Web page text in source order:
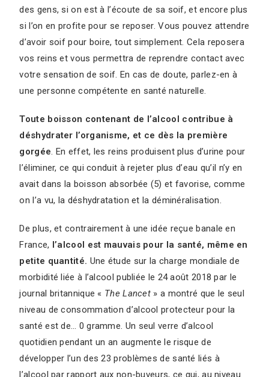
des gens, si on est à l’écoute de sa soif, et encore plus
si l’on en profite pour se reposer. Vous pouvez attendre
d’avoir soif pour boire, tout simplement. Cela reposera
vos reins et vous permettra de reprendre contact avec
votre sensation de soif. En cas de doute, parlez-en à
une personne compétente en santé naturelle.
Toute boisson contenant de l’alcool contribue à
déshydrater l’organisme, et ce dès la première
gorgée. En effet, les reins produisent plus d’urine pour
l’éliminer, ce qui conduit à rejeter plus d’eau qu’il n’y en
avait dans la boisson absorbée (5) et favorise, comme
on l’a vu, la déshydratation et la déminéralisation.
De plus, et contrairement à une idée reçue banale en
France, l’alcool est mauvais pour la santé, même en
petite quantité. Une étude sur la charge mondiale de
morbidité liée à l’alcool publiée le 24 août 2018 par le
journal britannique « The Lancet » a montré que le seul
niveau de consommation d’alcool protecteur pour la
santé est de… 0 gramme. Un seul verre d’alcool
quotidien pendant un an augmente le risque de
développer l’un des 23 problèmes de santé liés à
l’alcool par rapport aux non-buveurs, ce qui, au niveau